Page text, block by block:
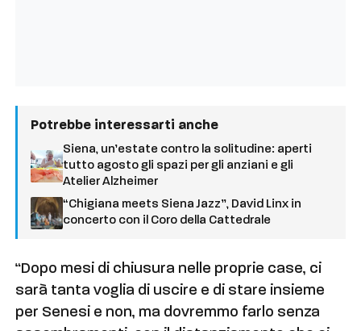
Potrebbe interessarti anche
Siena, un’estate contro la solitudine: aperti
tutto agosto gli spazi per gli anziani e gli
Atelier Alzheimer
“Chigiana meets Siena Jazz”, David Linx in
concerto con il Coro della Cattedrale
“Dopo mesi di chiusura nelle proprie case, ci
sarà tanta voglia di uscire e di stare insieme
per Senesi e non, ma dovremmo farlo senza